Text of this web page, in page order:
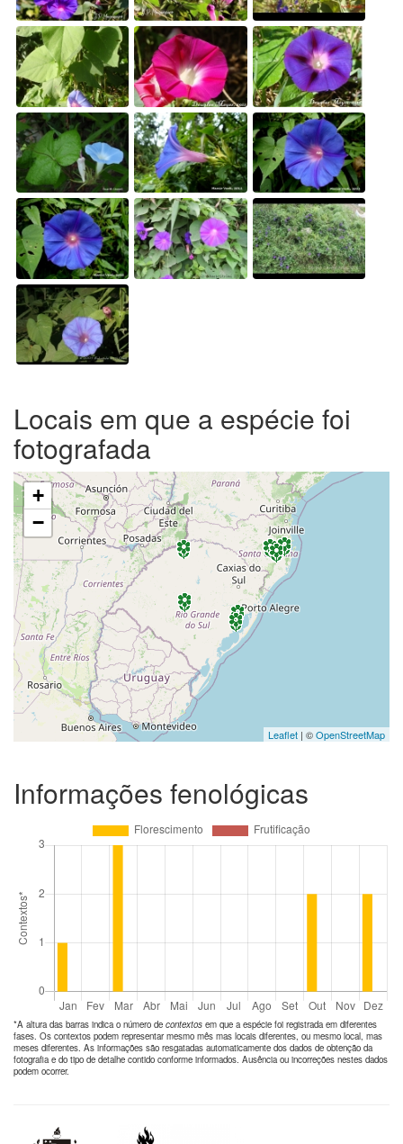
Locais em que a espécie foi
fotografada
+
−
Leaflet | ©OpenStreetMap
Informações fenológicas
*A altura das barras indica o número de contextos em que a espécie foi registrada em diferentes
fases. Os contextos podem representar mesmo mês mas locais diferentes, ou mesmo local, mas
meses diferentes. As informações são resgatadas automaticamente dos dados de obtenção da
fotografia e do tipo de detalhe contido conforme informados. Ausência ou incorreções nestes dados
podem ocorrer.